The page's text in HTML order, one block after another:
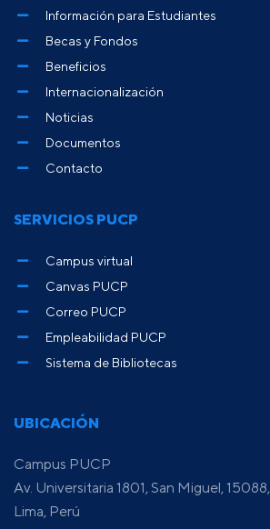
UBICACIÓN
Campus PUCP
Av. Universitaria 1801, San Miguel, 15088,
Lima, Perú
Información para Estudiantes
Becas y Fondos
Beneficios
Internacionalización
Noticias
Documentos
Contacto
SERVICIOS PUCP
Campus virtual
Canvas PUCP
Correo PUCP
Empleabilidad PUCP
Sistema de Bibliotecas